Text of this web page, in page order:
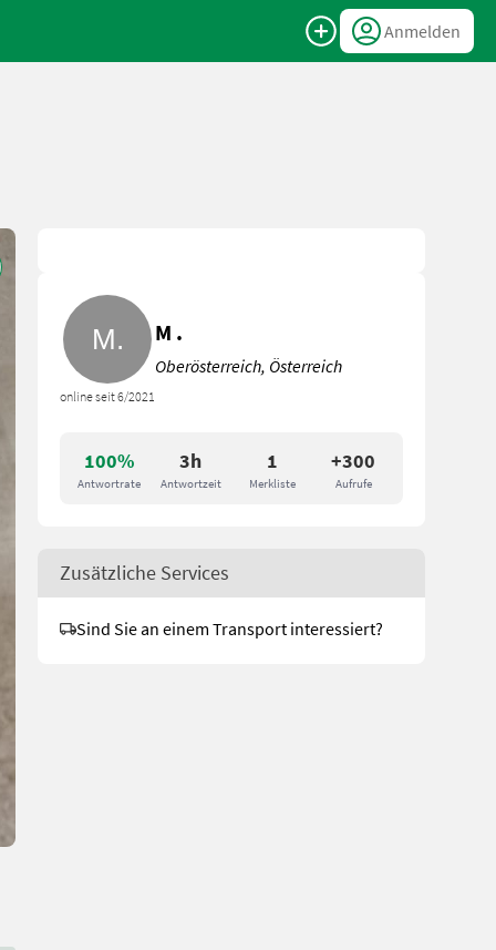
Anmelden
100%
Antwortrate
3h
Antwortzeit
1
Merkliste
+300
Aufrufe
online seit 6/2021
M .
Oberösterreich, Österreich
Zusätzliche Services
Sind Sie an einem Transport interessiert?